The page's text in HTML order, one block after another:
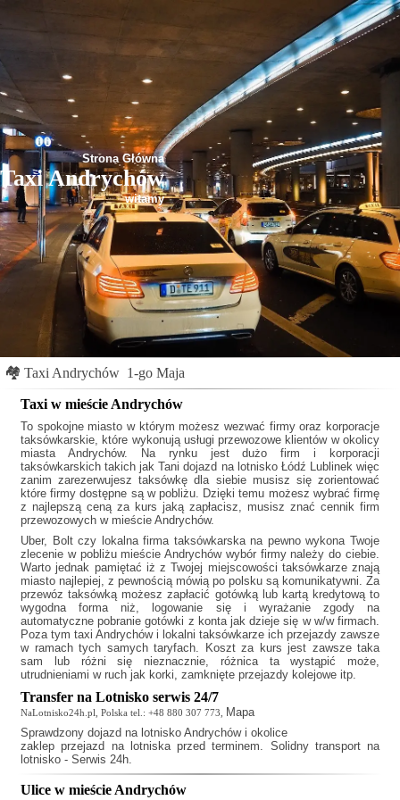
Strona Główna
Taxi Andrychów
witamy
🏘 Taxi Andrychów 1-go Maja
Taxi w mieście Andrychów
To spokojne miasto w którym możesz wezwać firmy oraz korporacje
taksówkarskie, które wykonują usługi przewozowe klientów w okolicy
miasta Andrychów. Na rynku jest dużo firm i korporacji
taksówkarskich takich jakTani dojazd na lotnisko Łódź Lublinek więc
zanim zarezerwujesz taksówkę dla siebie musisz się zorientować
które firmy dostępne są w pobliżu. Dzięki temu możesz wybrać firmę
z najlepszą ceną za kurs jaką zapłacisz, musisz znać cennik firm
przewozowych w mieście Andrychów.
Uber, Bolt czy lokalna firma taksówkarska na pewno wykona Twoje
zlecenie w pobliżu mieście Andrychów wybór firmy należy do ciebie.
Warto jednak pamiętać iż z Twojej miejscowości taksówkarze znają
miasto najlepiej, z pewnością mówią po polsku są komunikatywni. Za
przewóz taksówką możesz zapłacić gotówką lub kartą kredytową to
wygodna forma niż, logowanie się i wyrażanie zgody na
automatyczne pobranie gotówki z konta jak dzieje się w w/w firmach.
Poza tym taxi Andrychówi lokalni taksówkarze ich przejazdy zawsze
w ramach tych samych taryfach. Koszt za kurs jest zawsze taka
sam lub różni się nieznacznie, różnica ta wystąpić może,
utrudnieniami w ruch jak korki, zamknięte przejazdy kolejowe itp.
Transfer na Lotnisko serwis 24/7
NaLotnisko24h.pl, Polska tel.: +48 880 307 773, Mapa
Sprawdzony dojazd na lotnisko Andrychówi okolice
zaklep przejazd na lotniska przed terminem. Solidny transport na
lotnisko - Serwis 24h.
Ulice w mieście Andrychów